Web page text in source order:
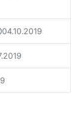
04.10.2019